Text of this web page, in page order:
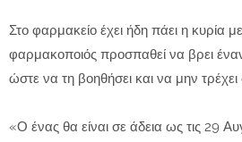
Στο φαρμακείο έχει ήδη πάει η κυρία
φαρμακοποιός προσπαθεί να βρει
ώστε να τη βοηθήσει και να μην τρέχει
«Ο ένας θα είναι σε άδεια ως τις 29